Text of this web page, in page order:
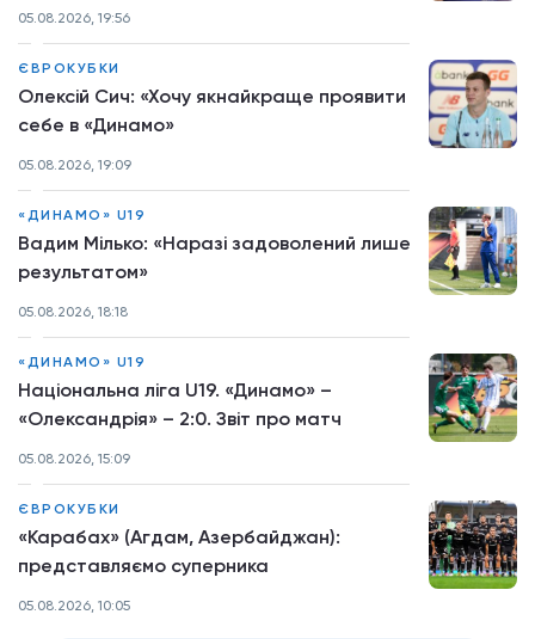
05.08.2026, 19:56
ЄВРОКУБКИ
Олексій Сич: «Хочу якнайкраще проявити
себе в «Динамо»
05.08.2026, 19:09
«ДИНАМО» U19
Вадим Мілько: «Наразі задоволений лише
результатом»
05.08.2026, 18:18
«ДИНАМО» U19
Національна ліга U19. «Динамо» –
«Олександрія» – 2:0. Звіт про матч
05.08.2026, 15:09
ЄВРОКУБКИ
«Карабах» (Агдам, Азербайджан):
представляємо суперника
05.08.2026, 10:05